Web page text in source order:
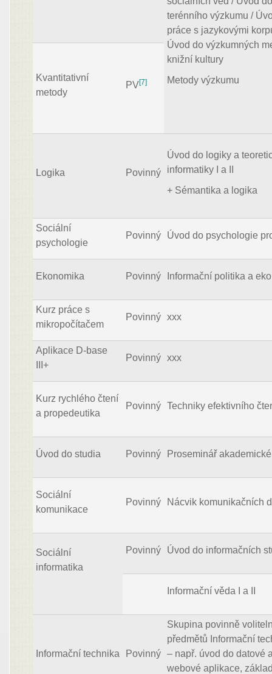
terénního výzkumu /
práce s jazykovými
Úvod do výzkumných
knižní kultury
Metody výzkumu
Kvantitativní
metody
PV[7]
Logika Povinný
Úvod do logiky a
informatiky I a II
+ Sémantika a logika
Sociální
psychologie
Povinný Úvod do psychologie
Ekonomika Povinný Informační politika a
Kurz práce s
mikropočítačem
Povinný xxx
Aplikace D-base
III+
Povinný xxx
Kurz rychlého čtení
a propedeutika
Povinný Techniky efektivního
Úvod do studia Povinný Proseminář
Sociální
komunikace
Povinný Nácvik komunikačních
Sociální
informatika
Povinný Úvod do informačních
Informační věda I a II
Informační technika Povinný
Skupina povinně
předmětů Informační
– např. úvod do datové
webové aplikace,